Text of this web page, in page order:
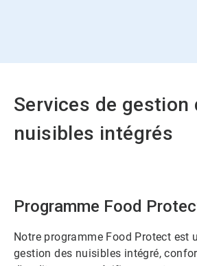
Services de gestion
nuisibles intégrés
Programme Food
Notre programme Food Protect est
gestion des nuisibles intégré,